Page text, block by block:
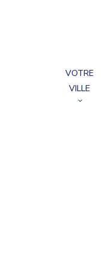
VOTRE
VILLE